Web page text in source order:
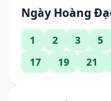
Ngày Hoàng
1 2 3 5
17
19 21